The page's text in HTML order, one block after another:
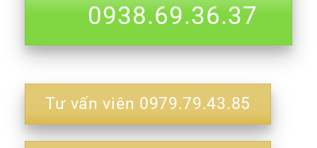
0938.69.36.37
Tư vấn viên 0979.79.43.85